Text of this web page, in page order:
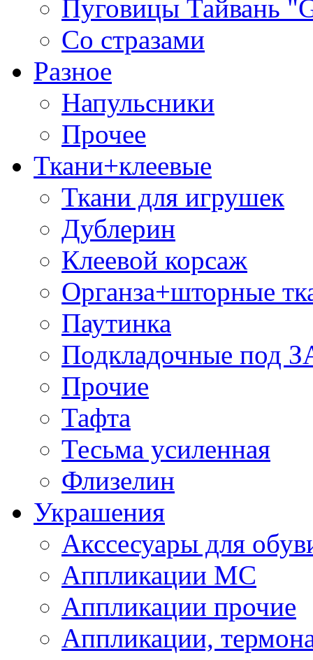
Пуговицы Тайвань
Со стразами
Разное
Напульсники
Прочее
Ткани+клеевые
Ткани для игрушек
Дублерин
Клеевой корсаж
Органза+шторные
Паутинка
Подкладочные под
Прочие
Тафта
Тесьма усиленная
Флизелин
Украшения
Акссесуары для
Аппликации МС
Аппликации прочие
Аппликации,